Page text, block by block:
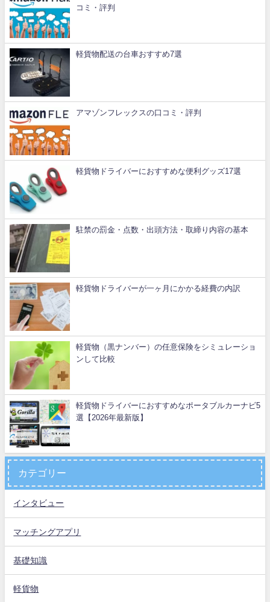
コミ・評判
軽貨物配送の台車おすすめ7選
アマゾンフレックスの口コミ・評判
軽貨物ドライバーにおすすめな便利グッズ17選
駐禁の罰金・点数・出頭方法・取締り内容の基本
軽貨物ドライバーが一ヶ月にかかる経費の内訳
軽貨物（黒ナンバー）の任意保険をシミュレーショ
ンして比較
軽貨物ドライバーにおすすめなポータブルカーナビ5
選【2026年最新版】
カテゴリー
インタビュー
マッチングアプリ
基礎知識
軽貨物